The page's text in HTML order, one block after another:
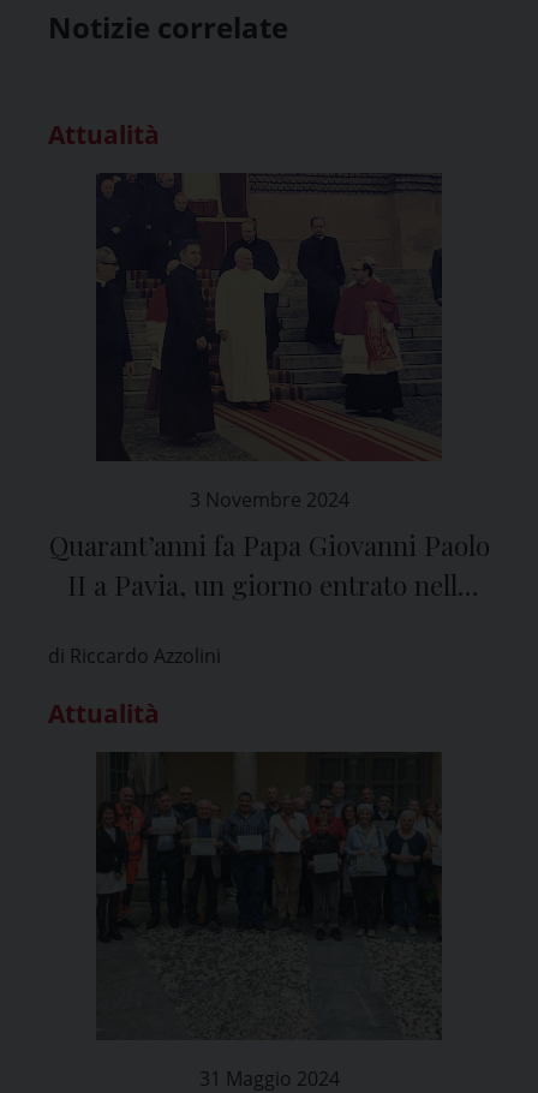
Notizie correlate
Attualità
3 Novembre 2024
Quarant’anni fa Papa Giovanni Paolo
II a Pavia, un giorno entrato nella
di Riccardo Azzolini
Attualità
31 Maggio 2024